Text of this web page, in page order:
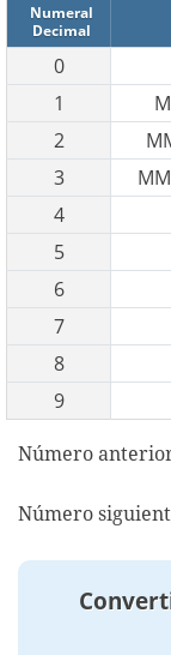
Numeral
Decimal
0
1
M
2
3
4
5
6
7
8
9
Número
Número